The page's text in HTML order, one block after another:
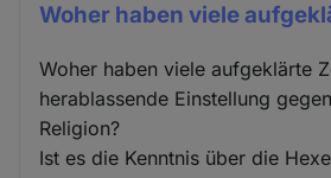
Woher haben viele
Woher haben viele aufgeklärte
herablassende Einstellung
Religion?
Ist es die Kenntnis über die